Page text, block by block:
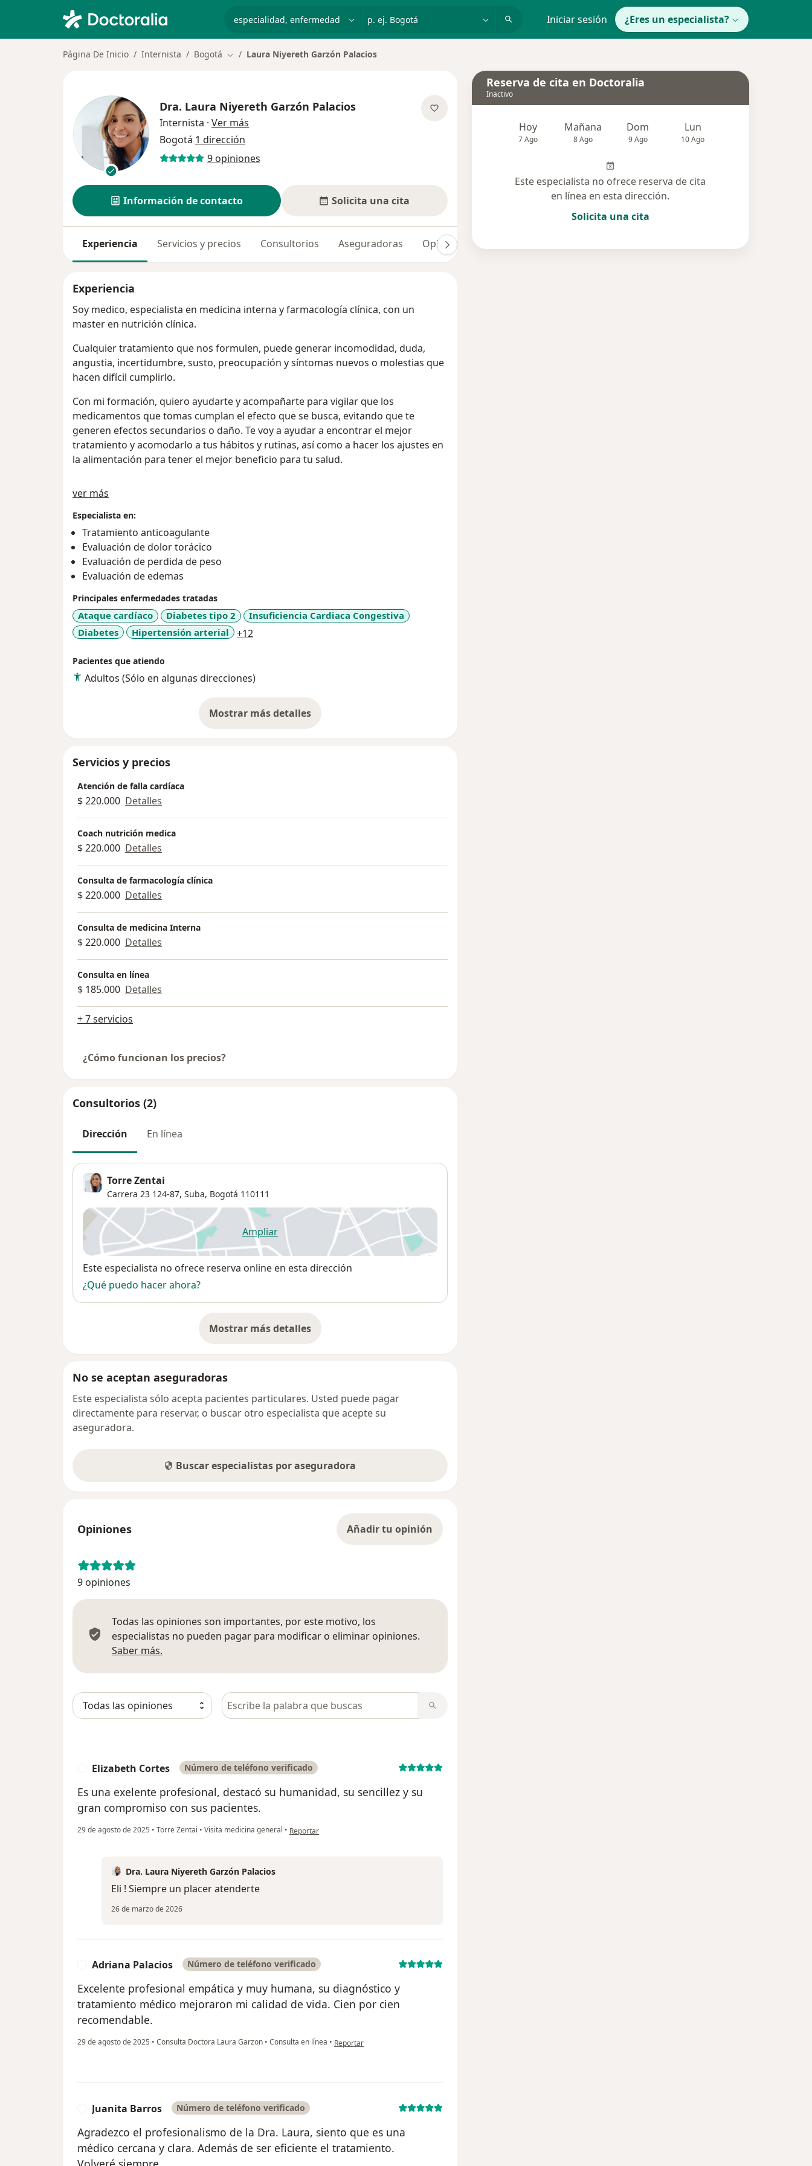
p. ej. Bogotá Iniciar sesión ¿Eres un especialista?
Página De Inicio Internista Bogotá Cambiar de ciudad
Laura Niyereth Garzón Palacios
Dra. Laura Niyereth Garzón Palacios
Internista · Ver más
Bogotá 1 dirección
9 opiniones
Información de contacto Solicita una cita
Experiencia Servicios y precios Consultorios Aseguradoras Opiniones (9)
Experiencia
Soy medico, especialista en medicina interna y farmacología clínica, con un
master en nutrición clínica.
Cualquier tratamiento que nos formulen, puede generar incomodidad, duda,
angustia, incertidumbre, susto, preocupación y síntomas nuevos o molestias que
hacen difícil cumplirlo.
Con mi formación, quiero ayudarte y acompañarte para vigilar que los
medicamentos que tomas cumplan el efecto que se busca, evitando que te
generen efectos secundarios o daño. Te voy a ayudar a encontrar el mejor
tratamiento y acomodarlo a tus hábitos y rutinas, así como a hacer los ajustes en
la alimentación para tener el mejor beneficio para tu salud.
ver más
Especialista en:
Tratamiento anticoagulante
Evaluación de dolor torácico
Evaluación de perdida de peso
Evaluación de edemas
Principales enfermedades tratadas
Ataque cardíaco Diabetes tipo 2
Insuficiencia Cardiaca Congestiva
Diabetes
Hipertensión arterial +12
Pacientes que atiendo
Adultos (Sólo en algunas direcciones)
Mostrar más detalles
sobre la experiencia
Servicios y precios
Atención de falla cardíaca
$ 220.000 Detalles
Coach nutrición medica
$ 220.000 Detalles
Consulta de farmacología clínica
$ 220.000 Detalles
Consulta de medicina Interna
$ 220.000 Detalles
Consulta en línea
$ 185.000 Detalles
+ 7 servicios
¿Cómo funcionan los precios?
Consultorios (2)
Dirección En línea
Torre Zentai
Carrera 23 124-87, Suba, Bogotá 110111
Ampliarse abre en una nueva pestaña
Disponibilidad
Este especialista no ofrece reserva online en esta dirección
¿Qué puedo hacer ahora?
Mostrar más detalles
sobre la dirección
No se aceptan aseguradoras
Este especialista sólo acepta pacientes particulares. Usted puede pagar
directamente para reservar, o buscar otro especialista que acepte su
aseguradora.
Buscar especialistas por aseguradora
Opiniones Añadir tu opinión
9 opiniones
Todas las opiniones son importantes, por este motivo, los
especialistas no pueden pagar para modificar o eliminar opiniones.
Saber más.
Busca en opiniones
Elizabeth Cortes Número de teléfono verificado
Es una exelente profesional, destacó su humanidad, su sencillez y su
gran compromiso con sus pacientes.
29 de agosto de 2025 • Torre Zentai • Visita medicina general • en opinión del usuario Elizabeth Cortes
Reportar
Dra. Laura Niyereth Garzón Palacios
Eli ! Siempre un placer atenderte
26 de marzo de 2026
Adriana Palacios Número de teléfono verificado
Excelente profesional empática y muy humana, su diagnóstico y
tratamiento médico mejoraron mi calidad de vida. Cien por cien
recomendable.
29 de agosto de 2025 • Consulta Doctora Laura Garzon • Consulta en línea • en opinión del usuario Adriana Palacios
Reportar
Juanita Barros Número de teléfono verificado
Agradezco el profesionalismo de la Dra. Laura, siento que es una
médico cercana y clara. Además de ser eficiente el tratamiento.
Reserva de cita en Doctoralia
Inactivo
Hoy
7 Ago
Mañana
8 Ago
Dom
9 Ago
Lun
10 Ago
Este especialista no ofrece reserva de cita
en línea en esta dirección.
Solicita una cita